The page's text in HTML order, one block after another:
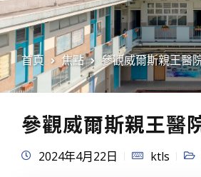
首頁 焦點 參觀威爾斯親王醫
參觀威爾斯親王醫
2024年4月22日 ktls